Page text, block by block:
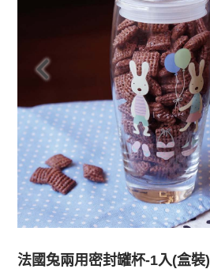
法國兔兩用密封罐杯-1入(盒裝)